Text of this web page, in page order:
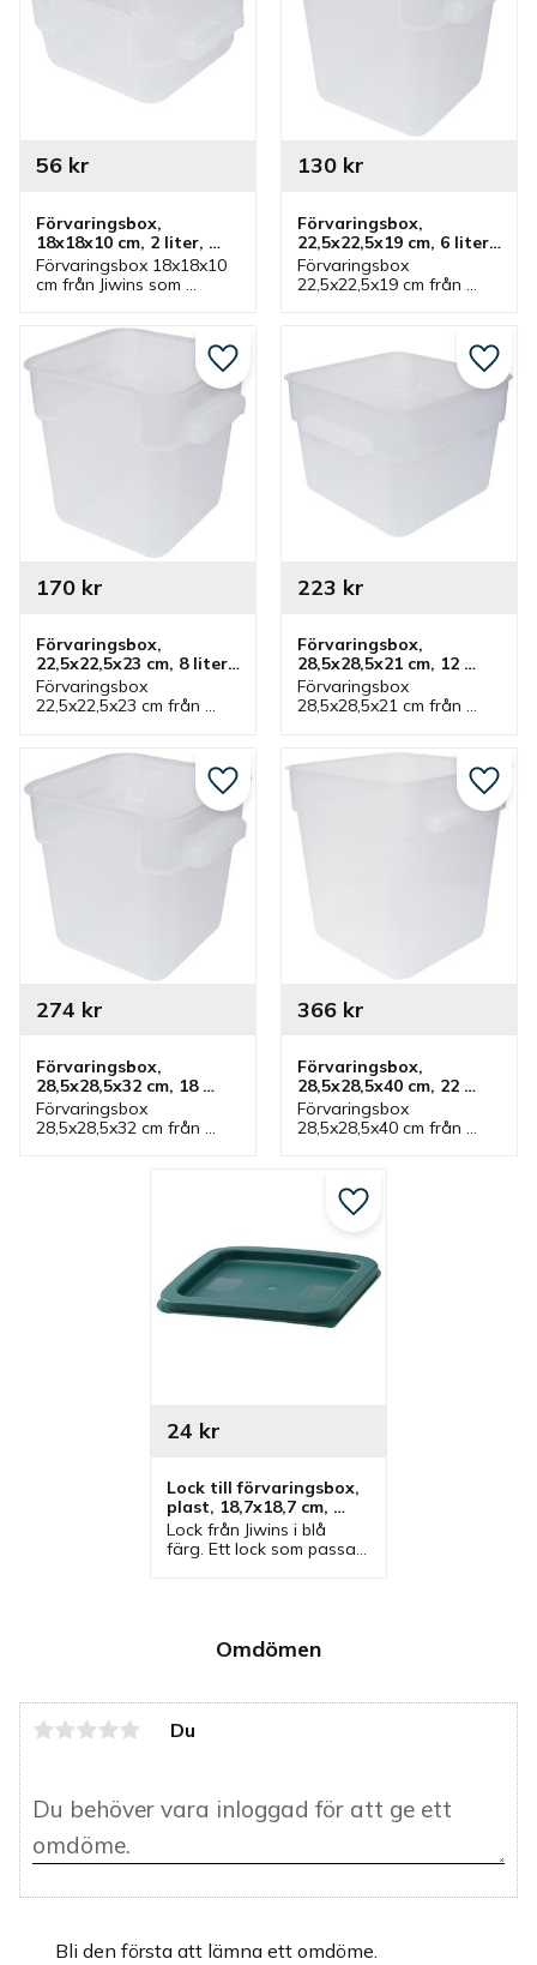
Omdömen
Du
Bli den första att lämna ett omdöme.
Förvaringsbox,
18x18x10 cm, 2 liter,
plast, vit
Förvaringsbox 18x18x10
cm från Jiwins som
lock och ingår i serie där
flera lådor finns.
56kr
Förvaringsbox,
22,5x22,5x19 cm, 6 liter,
plast, vit
Förvaringsbox
22,5x22,5x19 cm från
tillhörande lock och ingår
i serie där flera lådor
130kr
Förvaringsbox,
22,5x22,5x23 cm, 8 liter,
plast, vit
Förvaringsbox
22,5x22,5x23 cm från
tillhörande lock och ingår
i serie där flera lådor
170kr
Lägg till i favoriter
Förvaringsbox,
28,5x28,5x21 cm, 12
liter, plast, vit
Förvaringsbox
28,5x28,5x21 cm från
har tillhörande lock och
223 kr
Lägg
Förvaringsbox,
28,5x28,5x32 cm, 18
liter, plast, vit
Förvaringsbox
28,5x28,5x32 cm från
274 kr
Lägg till i favoriter
Förvaringsbox,
28,5x28,5x40 cm, 22
liter, plast, vit
Förvaringsbox
28,5x28,5x40 cm från
har tillhörande lock och
ingår i serie där flera
366kr
Lägg
Lock till förvaringsbox,
plast, 18,7x18,7 cm,
grön
Lock från Jiwins i blå
färg. Ett lock som passar
24 kr
Lägg till i favoriter